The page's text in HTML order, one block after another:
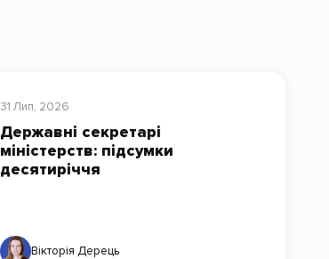
31 Лип, 2026
Державні секретарі
міністерств: підсумки
десятиріччя
Вікторія Дерець